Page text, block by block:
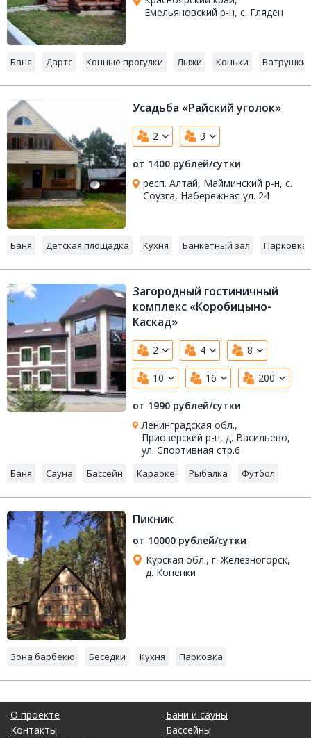
Емельяновский р-н, с. Гляден
Баня Дартс Конные прогулки Лыжи Коньки Ватрушки
Усадьба «Райский уголок»
2 3
от 1400 рублей/сутки
респ. Алтай, Майминский р-н, с.
Соузга, Набережная ул. 24
Баня Детская площадка Кухня Банкетный зал Парковка
Загородный гостиничный
комплекс «Коробицыно-
Каскад»
2 4 8
10 16 200
от 1990 рублей/сутки
Ленинградская обл.,
Приозерский р-н, д. Васильево,
ул. Спортивная стр.6
Баня Сауна Бассейн Караоке Рыбалка Футбол
Пикник
от 10000 рублей/сутки
Курская обл., г. Железногорск,
д. Копенки
Зона барбекю Беседки Кухня Парковка
О проекте
Контакты
Бани и сауны
Бассейны